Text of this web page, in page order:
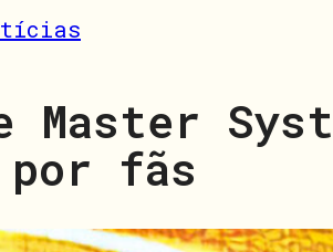
Master
fãs